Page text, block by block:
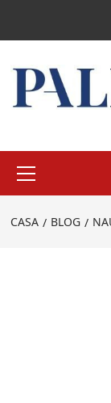
principale
CASA BLOG